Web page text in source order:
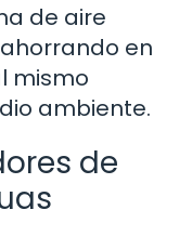
de aire
en
mismo
ambiente.
de